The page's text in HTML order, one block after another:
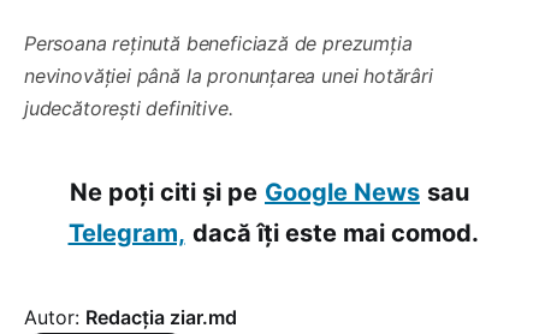
Persoana reținută beneficiază de prezumția
nevinovăției până la pronunțarea unei hotărâri
judecătorești definitive.
Ne poți citi și pe Google News sau
Telegram, dacă îți este mai comod.
Autor: Redacția ziar.md